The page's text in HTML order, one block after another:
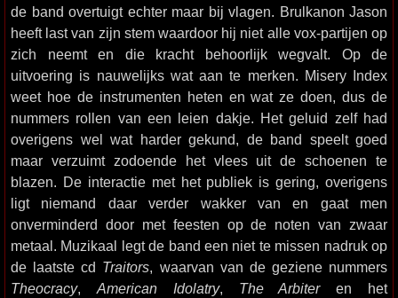
de band overtuigt echter maar bij vlagen. Brulkanon Jason
heeft last van zijn stem waardoor hij niet alle vox-partijen op
zich neemt en die kracht behoorlijk wegvalt. Op de
uitvoering is nauwelijks wat aan te merken. Misery Index
weet hoe de instrumenten heten en wat ze doen, dus de
nummers rollen van een leien dakje. Het geluid zelf had
overigens wel wat harder gekund, de band speelt goed
maar verzuimt zodoende het vlees uit de schoenen te
blazen. De interactie met het publiek is gering, overigens
ligt niemand daar verder wakker van en gaat men
onverminderd door met feesten op de noten van zwaar
metaal. Muzikaal legt de band een niet te missen nadruk op
de laatste cd Traitors, waarvan van de geziene nummers
Theocracy, American Idolatry, The Arbiteren het